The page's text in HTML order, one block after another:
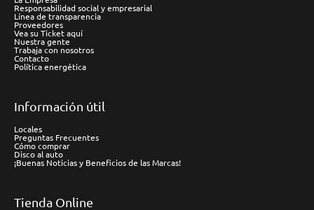
Responsabilidad social y empresarial
Línea de transparencia
Proveedores
Vea su Ticket aquí
Nuestra gente
Trabaja con nosotros
Contacto
Política energética
Información útil
Locales
Preguntas Frecuentes
Cómo comprar
Disco al auto
¡Buenas Noticias y Beneficios de las Marcas!
Tienda Online